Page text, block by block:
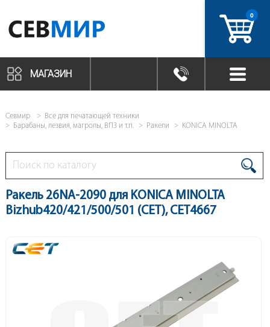
0
МАГАЗИН
Севмир
Все для печатающей техники
Барабаны, лезвия, магролы, ВПЗ и т.п.
Ракели KONICA MINOLTA
Ракель 26NA-2090 для KONICA MINOLTA
Bizhub420/421/500/501 (CET), CET4667